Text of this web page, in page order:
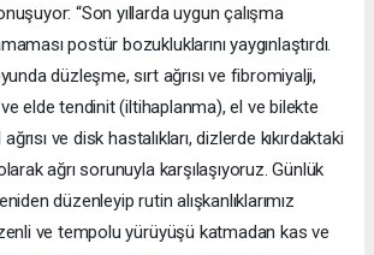
“Son yıllarda uygun çalışma
postür bozukluklarını yaygınlaştırdı.
düzleşme, sırt ağrısı ve fibromiyalji,
elde tendinit (iltihaplanma), el ve bilekte
ve disk hastalıkları, dizlerde kıkırdaktaki
ağrı sorunuyla karşılaşıyoruz. Günlük
düzenleyip rutin alışkanlıklarımız
ve tempolu yürüyüşü katmadan kas ve